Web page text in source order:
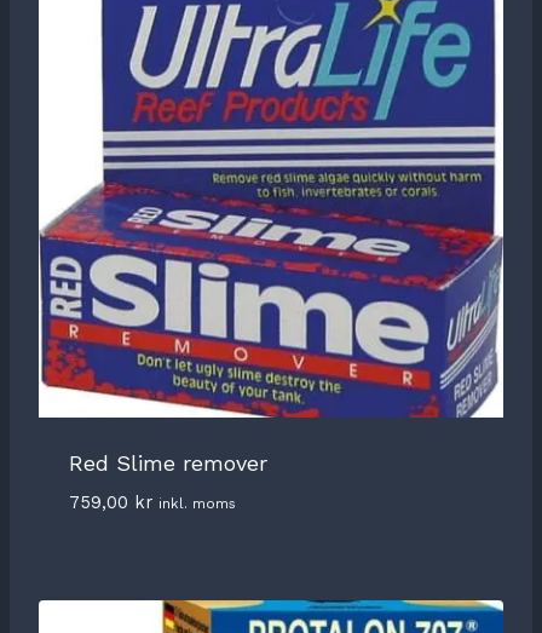
Red Slime remover
759,00 kr inkl. moms